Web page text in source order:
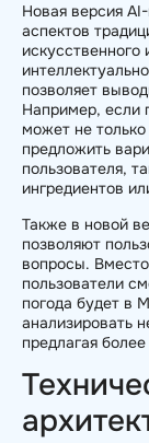
Новая версия
аспектов
позволяет
Например, если
может не
предложить
пользователя,
ингредиентов
Также в новой
позволяют
вопросы.
пользователи
погода будет в
анализировать
предлагая